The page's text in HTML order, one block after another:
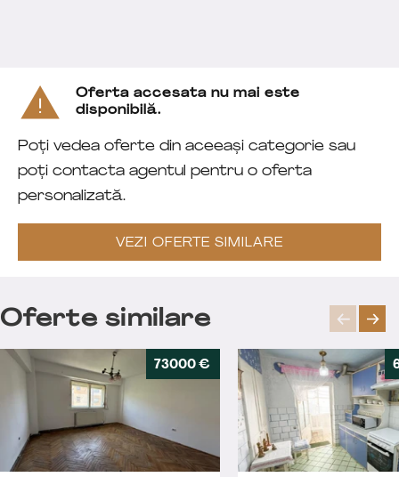
Oferta accesata nu mai este
disponibilă.
Poți vedea oferte din aceeași categorie sau
poți contacta agentul pentru o oferta
personalizată.
VEZI OFERTE SIMILARE
Oferte similare
73000 €